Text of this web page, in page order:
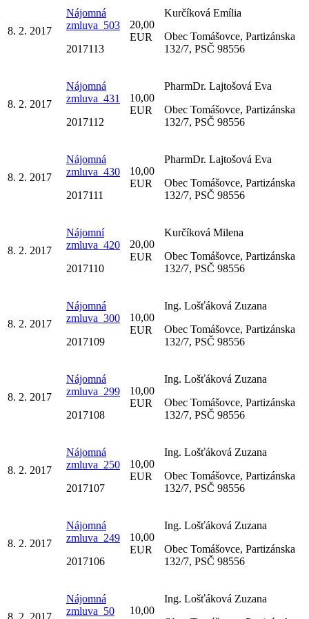
8. 2. 2017
Nájomná
zmluva_503
2017113
20,00
EUR
Kurčíková Emília
Obec Tomášovce, Partizánska
132/7, PSČ 98556
8. 2. 2017
Nájomná
zmluva_431
2017112
10,00
EUR
PharmDr. Lajtošová Eva
Obec Tomášovce, Partizánska
132/7, PSČ 98556
8. 2. 2017
Nájomná
zmluva_430
2017111
10,00
EUR
PharmDr. Lajtošová Eva
Obec Tomášovce, Partizánska
132/7, PSČ 98556
8. 2. 2017
Nájomní
zmluva_420
2017110
20,00
EUR
Kurčíková Milena
Obec Tomášovce, Partizánska
132/7, PSČ 98556
8. 2. 2017
Nájomná
zmluva_300
2017109
10,00
EUR
Ing. Lošťáková Zuzana
Obec Tomášovce, Partizánska
132/7, PSČ 98556
8. 2. 2017
Nájomná
zmluva_299
2017108
10,00
EUR
Ing. Lošťáková Zuzana
Obec Tomášovce, Partizánska
132/7, PSČ 98556
8. 2. 2017
Nájomná
zmluva_250
2017107
10,00
EUR
Ing. Lošťáková Zuzana
Obec Tomášovce, Partizánska
132/7, PSČ 98556
8. 2. 2017
Nájomná
zmluva_249
2017106
10,00
EUR
Ing. Lošťáková Zuzana
Obec Tomášovce, Partizánska
132/7, PSČ 98556
8. 2. 2017
Nájomná
zmluva_50
10,00
Ing. Lošťáková Zuzana